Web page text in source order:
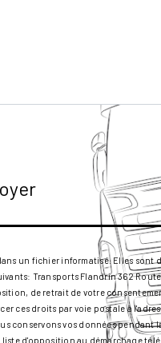
un fichier informatisé. Elles sont
Transports Flandrin 362
de retrait de votre
ces droits par voie postale à
vos données pendant
d'opposition au démarchage